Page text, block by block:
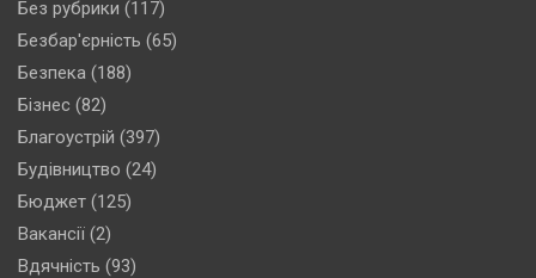
Без рубрики (117)
Безбар'єрність (65)
Безпека (188)
Бізнес (82)
Благоустрій (397)
Будівництво (24)
Бюджет (125)
Вакансії (2)
Вдячність (93)